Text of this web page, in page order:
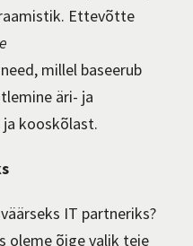
Ettevõtte
millel baseerub
äri- ja
kooskõlast.
IT partneriks?
oleme õige valik teie